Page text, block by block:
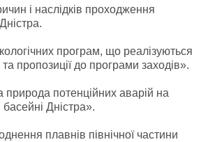
і наслідків проходження
програм, що реалізуються
пропозиції до програми заходів».
природа потенційних аварій на
Дністра».
плавнів північної частини